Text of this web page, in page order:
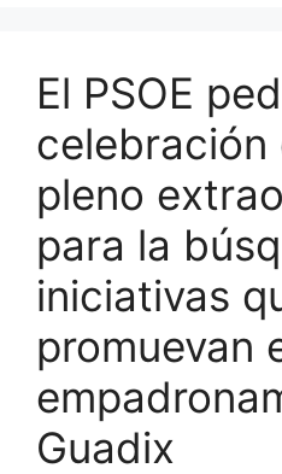
El PSOE
celebración
pleno
para la
iniciativas
promuevan
Guadix